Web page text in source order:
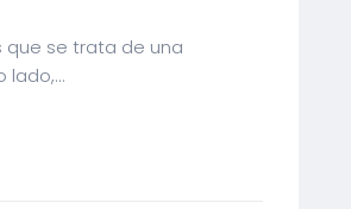
que se trata de una
lado,...